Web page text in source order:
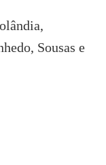
Sousas e